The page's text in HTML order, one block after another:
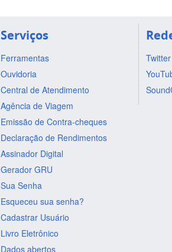
Serviços
Ferramentas
Ouvidoria
Central de Atendimento
Agência de Viagem
Emissão de Contra-cheques
Declaração de Rendimentos
Assinador Digital
Gerador GRU
Sua Senha
Esqueceu sua senha?
Cadastrar Usuário
Livro Eletrônico
Dados abertos
Twitter